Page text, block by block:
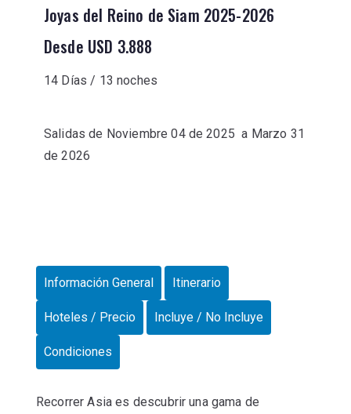
Joyas del Reino de Siam 2025-2026
Desde USD 3.888
14 Días / 13 noches
Salidas de Noviembre 04 de 2025 a Marzo 31
de 2026
Información General Itinerario
Hoteles / Precio Incluye / No Incluye
Condiciones
Recorrer Asia es descubrir una gama de